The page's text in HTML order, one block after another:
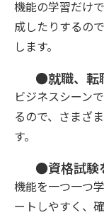
機能の学習だけ
成したりするの
します。
●就職、転
ビジネスシーン
るので、さまざ
す。
●資格試験
機能を一つ一つ
ートしやすく、